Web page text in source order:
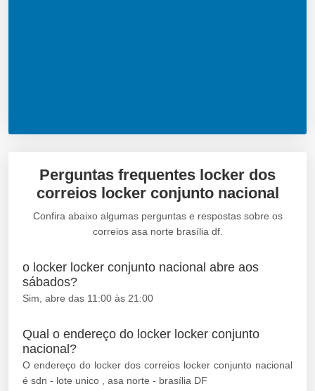
Perguntas frequentes locker dos
correios locker conjunto nacional
Confira abaixo algumas perguntas e respostas sobre os
correios asa norte brasília df.
o locker locker conjunto nacional abre aos
sábados?
Sim, abre das 11:00 às 21:00
Qual o endereço do locker locker conjunto
nacional?
O endereço do locker dos correios locker conjunto nacional
é sdn - lote unico , asa norte - brasília DF